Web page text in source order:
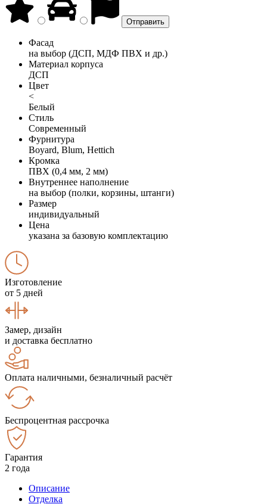
Фасад
на выбор (ДСП, МДФ ПВХ и др.)
Материал корпуса
ДСП
Цвет
<
Белый
Стиль
Современный
Фурнитура
Boyard, Blum, Hettich
Кромка
ПВХ (0,4 мм, 2 мм)
Внутреннее наполнение
на выбор (полки, корзины, штанги)
Размер
индивидуальный
Цена
указана за базовую комплектацию
Изготовление
от 5 дней
Замер, дизайн
и доставка бесплатно
Оплата наличными, безналичный расчёт
Беспроцентная рассрочка
Гарантия
2 года
Описание
Отделка